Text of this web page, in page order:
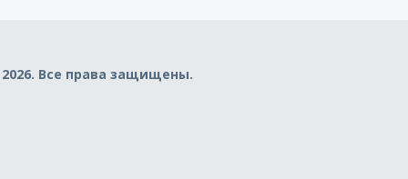
Все права защищены.